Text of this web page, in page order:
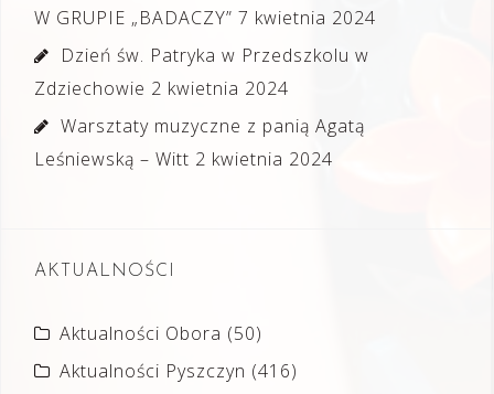
W GRUPIE „BADACZY” 7 kwietnia 2024
Dzień św. Patryka w Przedszkolu w
Zdziechowie 2 kwietnia 2024
Warsztaty muzyczne z panią Agatą
Leśniewską – Witt 2 kwietnia 2024
AKTUALNOŚCI
Aktualności Obora (50)
Aktualności Pyszczyn (416)